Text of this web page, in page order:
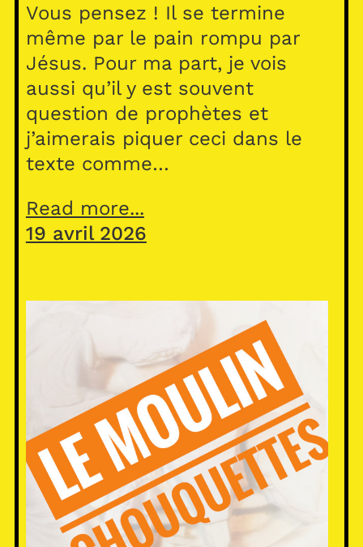
Vous pensez ! Il se termine
même par le pain rompu par
Jésus. Pour ma part, je vois
aussi qu’il y est souvent
question de prophètes et
j’aimerais piquer ceci dans le
texte comme…
Read more...
19 avril 2026